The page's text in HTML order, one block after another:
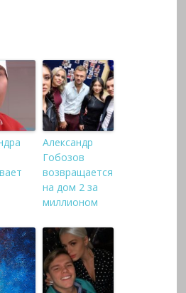
Александр
Гобозов
возвращается
на дом 2 за
миллионом